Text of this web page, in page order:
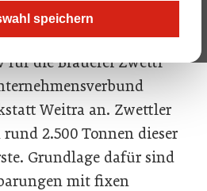
speichern
130 Mitgliedsbetriebe
Waidhofen/Thaya
für die Brauerei Zwettl
Weitra an. Zwettler
2.500 Tonnen dieser
Grundlage dafür sind
mit fixen